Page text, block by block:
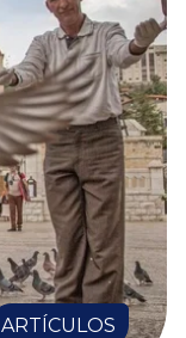
ARTÍCULOS